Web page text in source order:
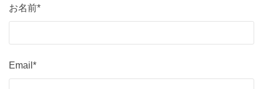
お名前*
Email*